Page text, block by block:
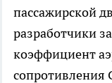
пассажирской
разработчики
коэффициент
сопротивления